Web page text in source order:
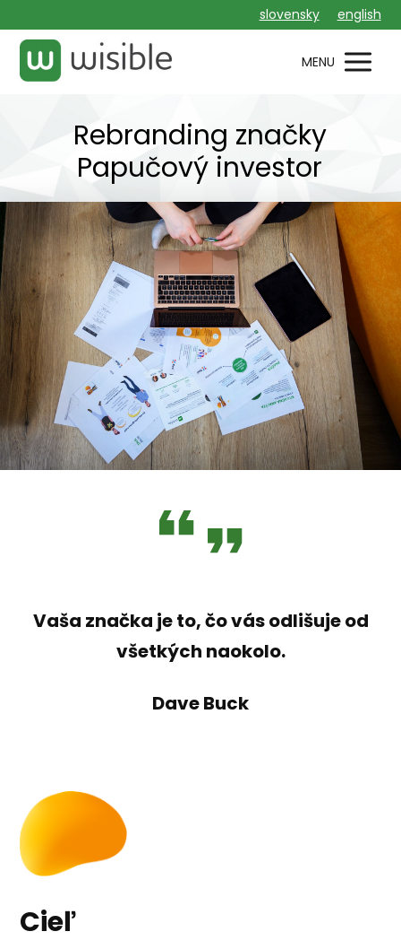
slovensky english
MENU
Rebranding značky
Papučový investor
Vaša značka je to, čo vás odlišuje od
všetkých naokolo.
Dave Buck
Cieľ